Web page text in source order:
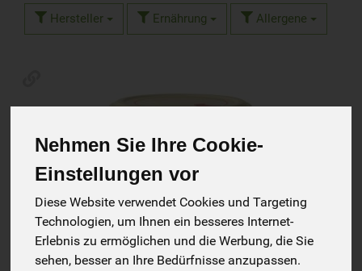
Nehmen Sie Ihre Cookie-
Einstellungen vor
Diese Website verwendet Cookies und Targeting
Technologien, um Ihnen ein besseres Internet-
Erlebnis zu ermöglichen und die Werbung, die Sie
sehen, besser an Ihre Bedürfnisse anzupassen.
Hersteller Ernährung Allergene